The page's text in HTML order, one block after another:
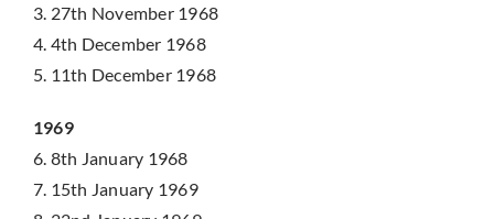
3. 27th November 1968
4. 4th December 1968
5. 11th December 1968
1969
6. 8th January 1968
7. 15th January 1969